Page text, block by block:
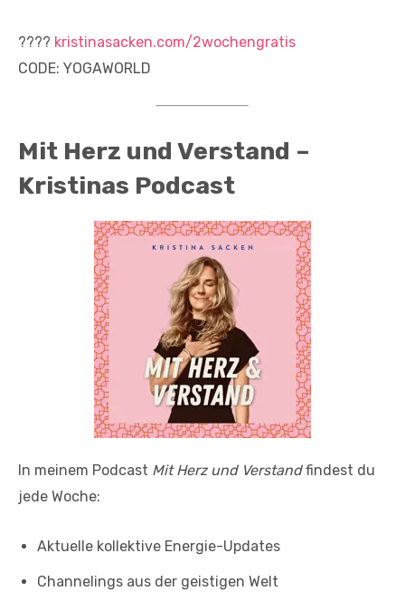
???? kristinasacken.com/2wochengratis
CODE: YOGAWORLD
Mit Herz und Verstand –
Kristinas Podcast
In meinem Podcast Mit Herz und Verstandfindest du
jede Woche:
Aktuelle kollektive Energie-Updates
Channelings aus der geistigen Welt